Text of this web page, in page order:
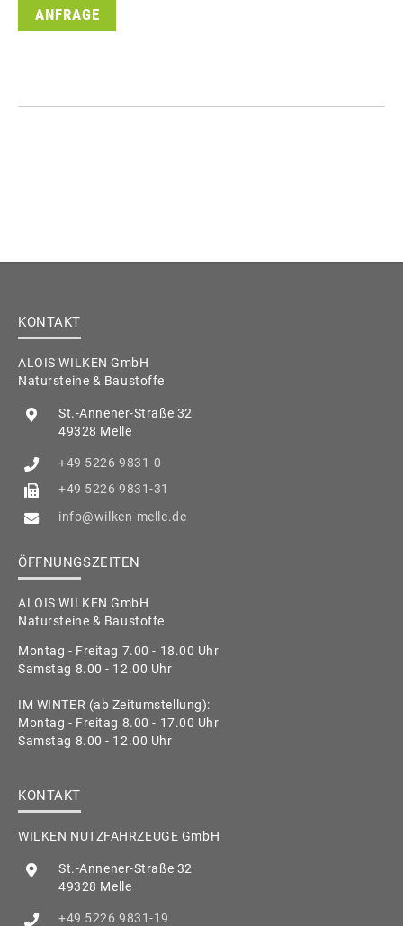
ANFRAGE
KONTAKT
ALOIS WILKEN GmbH
Natursteine & Baustoffe
St.-Annener-Straße 32
49328 Melle
+49 5226 9831-0
+49 5226 9831-31
info@wilken-melle.de
ÖFFNUNGSZEITEN
ALOIS WILKEN GmbH
Natursteine & Baustoffe
Montag - Freitag 7.00 - 18.00 Uhr
Samstag 8.00 - 12.00 Uhr
IM WINTER (ab Zeitumstellung):
Montag - Freitag 8.00 - 17.00 Uhr
Samstag 8.00 - 12.00 Uhr
KONTAKT
WILKEN NUTZFAHRZEUGE GmbH
St.-Annener-Straße 32
49328 Melle
+49 5226 9831-19